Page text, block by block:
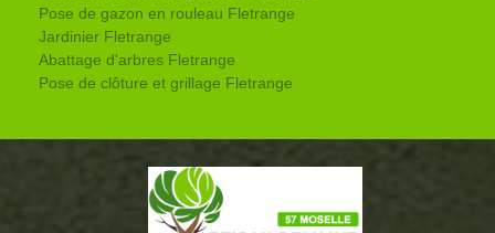
Pose de gazon en rouleau Fletrange
Jardinier Fletrange
Abattage d'arbres Fletrange
Pose de clôture et grillage Fletrange